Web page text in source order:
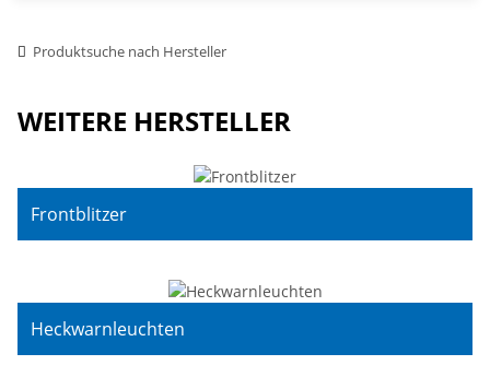
Produktsuche nach Hersteller
WEITERE HERSTELLER
Frontblitzer
Heckwarnleuchten